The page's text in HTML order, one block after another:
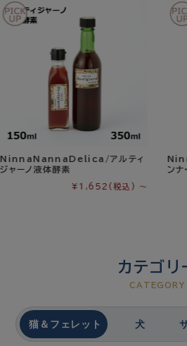
NinnaNannaDelica/アルティ
ジャーノ液体酵素
¥1,652 (税込) ～
ンナ
カテゴリ
CATEGORY
猫＆フェレット 犬